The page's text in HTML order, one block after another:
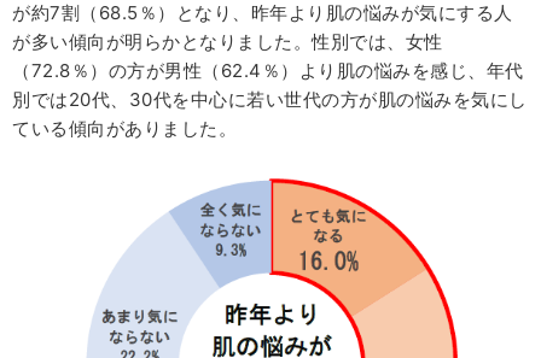
が約7割（68.5％）となり、昨年より肌の悩みが気にする人
が多い傾向が明らかとなりました。性別では、女性
（72.8％）の方が男性（62.4％）より肌の悩みを感じ、年代
別では20代、30代を中心に若い世代の方が肌の悩みを気にし
ている傾向がありました。